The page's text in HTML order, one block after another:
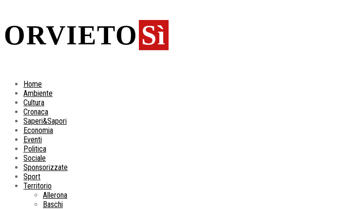
ORVIETO Sì
Home
Ambiente
Cultura
Cronaca
Saperi&Sapori
Economia
Eventi
Politica
Sociale
Sponsorizzate
Sport
Territorio
Allerona
Baschi